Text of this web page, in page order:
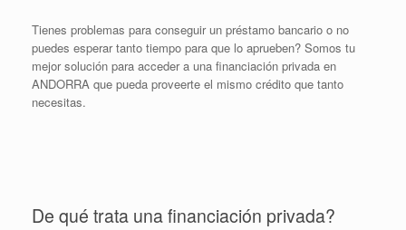
Tienes problemas para conseguir un préstamo bancario o no
puedes esperar tanto tiempo para que lo aprueben? Somos tu
mejor solución para acceder a una financiación privada en
ANDORRA que pueda proveerte el mismo crédito que tanto
necesitas.
De qué trata una financiación privada?